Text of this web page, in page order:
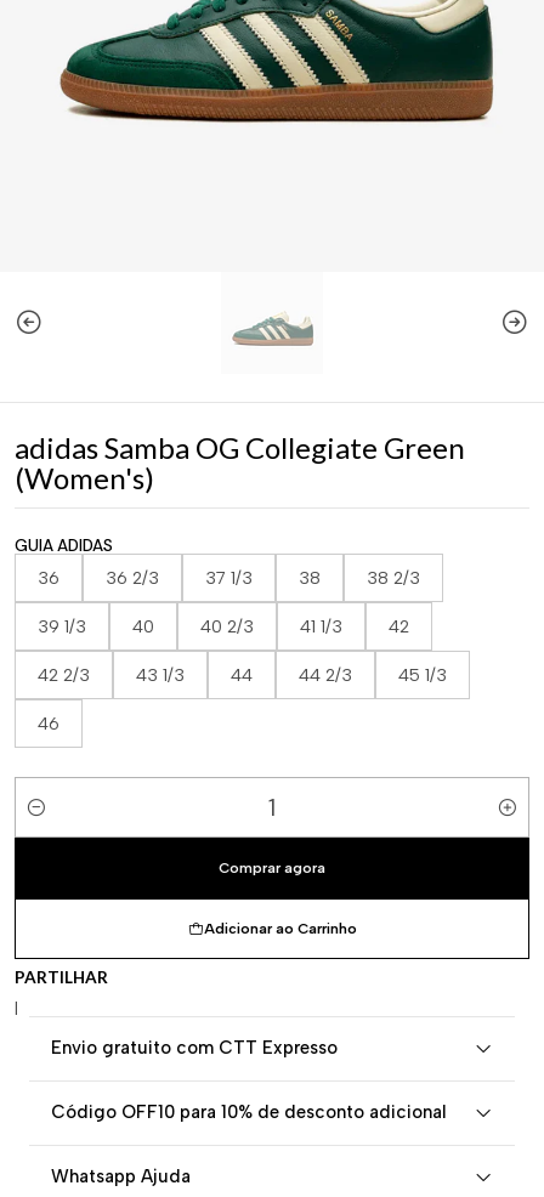
adidas Samba OG Collegiate Green
(Women's)
GUIA ADIDAS
36 36 2/3 37 1/3 38 38 2/3
39 1/3 40 40 2/3 41 1/3 42
42 2/3 43 1/3 44 44 2/3 45 1/3
46
Quantidade
Adicionar ao Carrinho
Comprar agora
PARTILHAR
|
Envio gratuito com CTT Expresso
Código OFF10 para 10% de desconto adicional
Whatsapp Ajuda